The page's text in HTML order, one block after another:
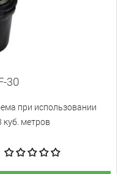
30
при использовании
куб. метров